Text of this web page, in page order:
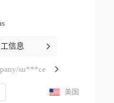
信息
su***ce
美国